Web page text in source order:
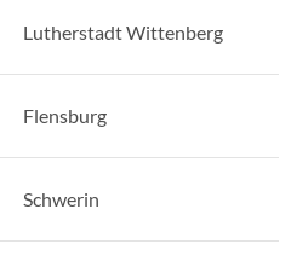
Lutherstadt Wittenberg
Flensburg
Schwerin